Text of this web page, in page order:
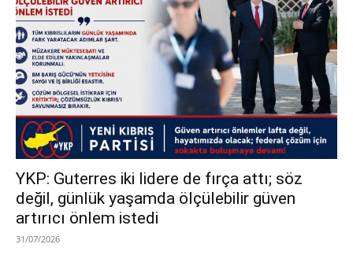
YKP: Guterres iki lidere de fırça attı; söz
değil, günlük yaşamda ölçülebilir güven
artırıcı önlem istedi
31/07/2026